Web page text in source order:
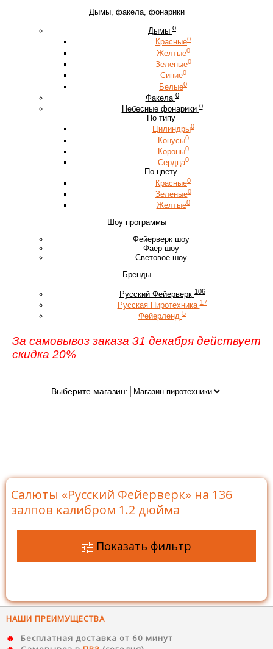
Дымы, факела, фонарики
Дымы 0
Красные0
Желтые0
Зеленые0
Синие0
Белые0
Факела 0
Небесные фонарики 0
По типу
Цилиндры0
Конусы0
Короны0
Сердца0
По цвету
Красные0
Зеленые0
Желтые0
Шоу программы
Фейерверк шоу
Фаер шоу
Световое шоу
Бренды
Русский Фейерверк 106
Русская Пиротехника 17
Фейерленд 5
За самовывоз заказа 31 декабря действует
скидка 20%
Выберите магазин:
Салюты «Русский Фейерверк» на 136
залпов калибром 1.2 дюйма
Показать фильтр
НАШИ ПРЕИМУЩЕСТВА
Бесплатная доставка от 60 минут